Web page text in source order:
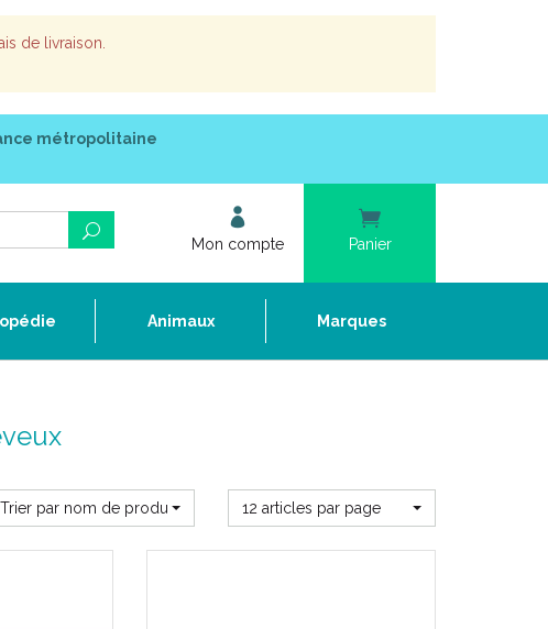
de livraison.
métropolitaine
Mon compte Panier
Animaux Marques
Trier par nom de produit 12 articles par page